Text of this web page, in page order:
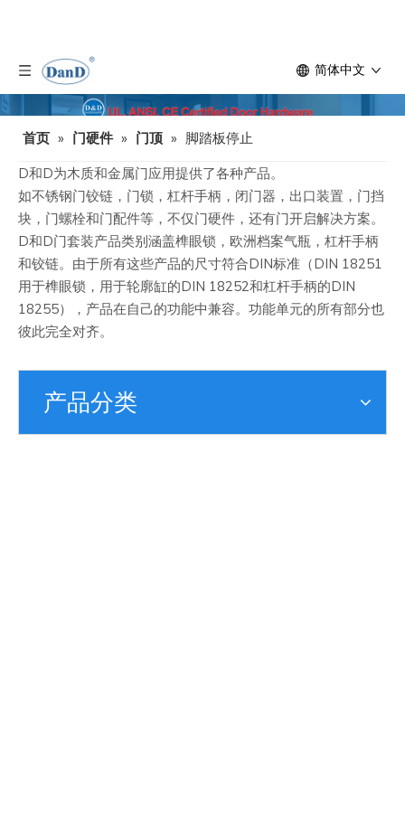
简体中文
首页 » 门硬件 » 门顶 » 脚踏板停止
D和D为木质和金属门应用提供了各种产品。
如不锈钢门铰链，门锁，杠杆手柄，闭门器，出口装置，门挡
块，门螺栓和门配件等，不仅门硬件，还有门开启解决方案。
D和D门套装产品类别涵盖榫眼锁，欧洲档案气瓶，杠杆手柄
和铰链。由于所有这些产品的尺寸符合DIN标准（DIN 18251
用于榫眼锁，用于轮廓缸的DIN 18252和杠杆手柄的DIN
18255），产品在自己的功能中兼容。功能单元的所有部分也
彼此完全对齐。
产品分类